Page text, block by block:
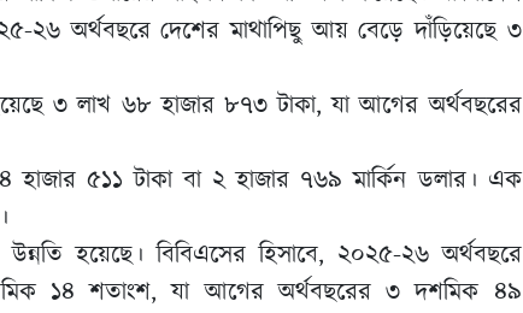
২৬ অর্থবছরে দেশের মাথাপিছু আয় বেড়ে দাঁড়িয়েছে ৩
৩ লাখ ৬৮ হাজার ৮৭৩ টাকা, যা আগের অর্থবছরের
৫১১ টাকা বা ২ হাজার ৭৬৯ মার্কিন ডলার। এক
হয়েছে। বিবিএসের হিসাবে, ২০২৫-২৬ অর্থবছরে
১৪ শতাংশ, যা আগের অর্থবছরের ৩ দশমিক ৪৯